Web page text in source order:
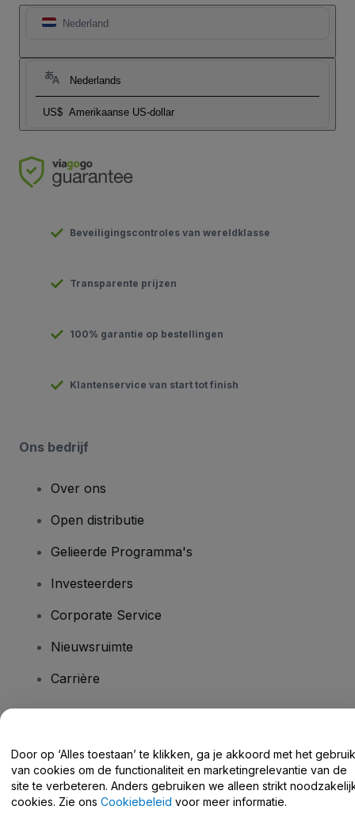
Nederland
Nederlands
US$ Amerikaanse US-dollar
Beveiligingscontroles van wereldklasse
Transparente prijzen
100% garantie op bestellingen
Klantenservice van start tot finish
Ons bedrijf
Over ons
Open distributie
Gelieerde Programma's
Investeerders
Corporate Service
Nieuwsruimte
Carrière
Helpcentrum / Neem Contact Met Ons Op
Door op ‘Alles toestaan’ te klikken, ga je akkoord met het gebruik
van cookies om de functionaliteit en marketingrelevantie van de
site te verbeteren. Anders gebruiken we alleen strikt
cookies. Zie ons Cookiebeleid voor meer informatie.